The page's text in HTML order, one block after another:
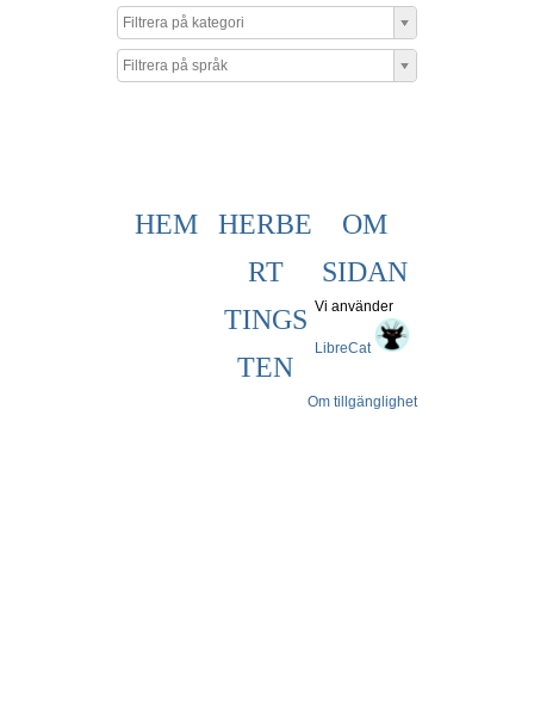
Filtrera på kategori
Filtrera på språk
HEM
HERBE
RT
TINGS
TEN
OM
SIDAN
Om tillgänglighet
Vi använder
LibreCat